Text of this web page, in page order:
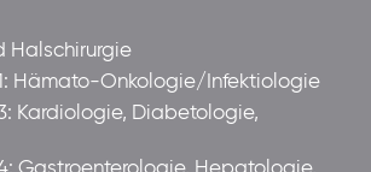
Halschirurgie
1: Hämato-Onkologie/Infektiologie
Kardiologie, Diabetologie,